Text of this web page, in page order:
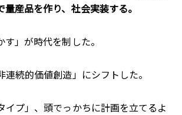
産品を作り、社会実装する。
す」が時代を制した。
続的価値創造」にシフトした――。
イプ」、頭でっかちに計画を立てるよ